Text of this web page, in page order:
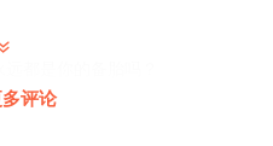
评论